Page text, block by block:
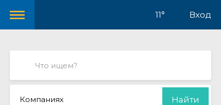
11° Вход
Компаниях Найти